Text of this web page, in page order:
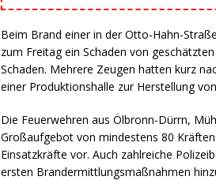
Beim Brand einer in der Otto-Hahn-
zum Freitag ein Schaden von
Schaden. Mehrere Zeugen hatten kurz
einer Produktionshalle zur Herstellung
Die Feuerwehren aus Ölbronn-Dürrn,
Großaufgebot von mindestens 80
Einsatzkräfte vor. Auch zahlreiche
ersten Brandermittlungsmaßnahmen